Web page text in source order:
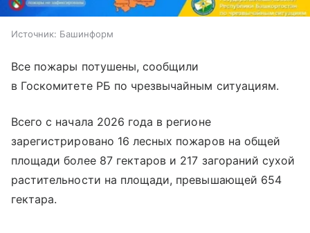
Источник: Башинформ
Все пожары потушены, сообщили
в Госкомитете РБ по чрезвычайным ситуациям.
Всего с начала 2026 года в регионе
зарегистрировано 16 лесных пожаров на общей
площади более 87 гектаров и 217 загораний сухой
растительности на площади, превышающей 654
гектара.